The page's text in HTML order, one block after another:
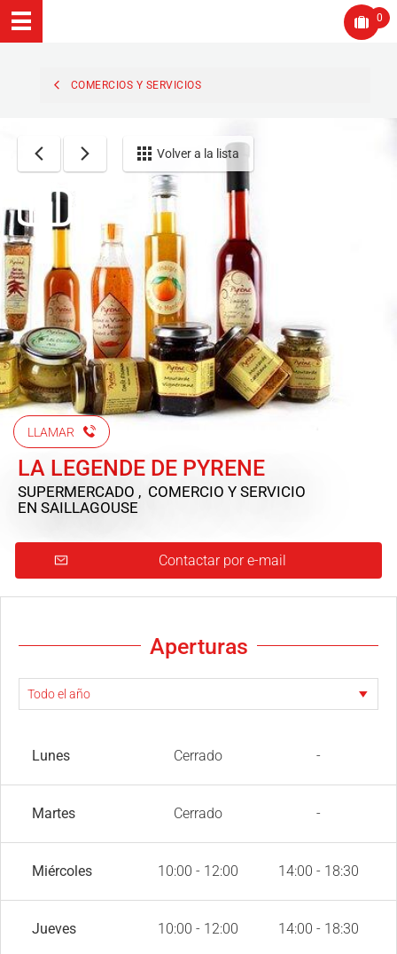
0
COMERCIOS Y SERVICIOS
Volver a la lista
LLAMAR
LA LEGENDE DE PYRENE
SUPERMERCADO , COMERCIO Y SERVICIO
EN SAILLAGOUSE
Contactar por e-mail
Aperturas
Lunes Cerrado -
Martes Cerrado -
Miércoles 10:00 - 12:00 14:00 - 18:30
Jueves 10:00 - 12:00 14:00 - 18:30